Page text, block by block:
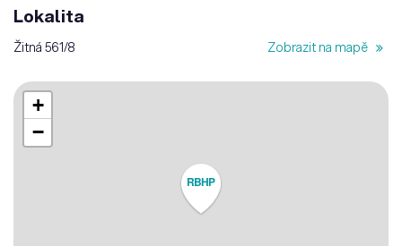
Lokalita
Žitná 561/8 Zobrazit na mapě
RBHP
+
−